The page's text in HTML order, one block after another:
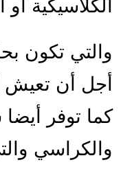
الكلاسيكية
والتي تكون
أجل أن تعيش
كما توفر
والكراسي